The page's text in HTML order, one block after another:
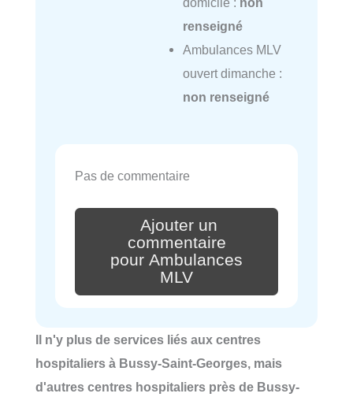
renseigné
Ambulances MLV
ouvert dimanche :
non renseigné
Pas de commentaire
Ajouter un
commentaire
pour Ambulances
MLV
Il n'y plus de services liés aux centres
hospitaliers à Bussy-Saint-Georges, mais
d'autres centres hospitaliers près de Bussy-